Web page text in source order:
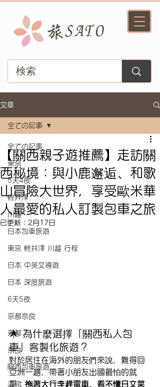
文章
全ての記事
東京
5天4夜
輕井澤
川越
日本包車旅遊
東京 輕井澤 川越 行程
日本 中英文導遊
日本 深度旅遊
6天5夜
京都奈良
京都
奈良
關西包車旅遊
溫泉
全ての記事
【關西親子遊推薦】走訪關
西秘境：與小鹿邂逅、和歌
山冒險大世界，享受歐米華
人最愛的私人訂製包車之旅
已更新： 2月17日
🌟 為什麼選擇「關西私人包
車」客製化旅遊？
對於居住在海外的朋友們來說，難得回
亞洲一趟，帶著小朋友出國最怕的就
是： 拖著大行李趕電車、看不懂日文菜